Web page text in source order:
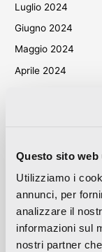
Questo sito
Utilizziamo i
annunci, per
analizzare il
informazioni sul
nostri partner
Luglio 2024
Giugno 2024
Maggio 2024
Aprile 2024
Maggio 2023
Aprile 2023
Settembre 2022
Marzo 2022
Ottobre 2021